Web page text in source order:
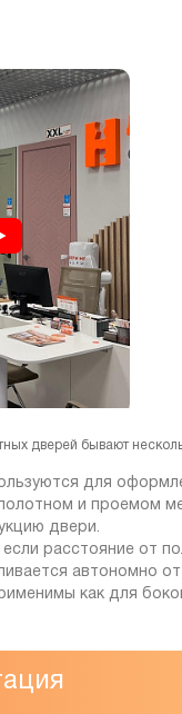
дверей бывают
для
и проемом
двери.
расстояние от
автономно
как для